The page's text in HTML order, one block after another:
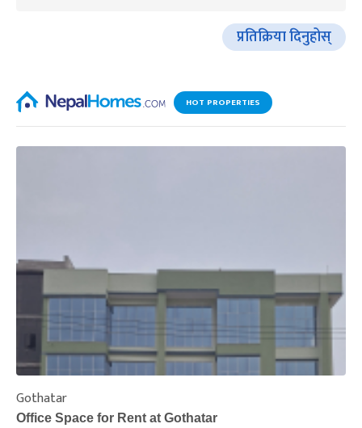
प्रतिक्रिया दिनुहोस्
HOT PROPERTIES
Gothatar
Office Space for Rent at Gothatar